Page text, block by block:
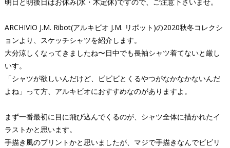
ARCHIVIO J.M. Ribot(アルキビオ J.M. リボット)の2020秋冬コレクシ
ョンより、スケッチシャツを紹介します。
大分涼しくなってきましたね〜日中でも長袖シャツ着てないと厳し
いす。
「シャツが欲しいんだけど、ビビビとくるやつがなかなかないんだ
よね」って方、アルキビオにおすすめなのがありますよ。
まず一番最初に目に飛び込んでくるのが、シャツ全体に描かれたイ
ラストかと思います。
手描き風のプリントかと思いましたが、マジで手描きなんでビビリ